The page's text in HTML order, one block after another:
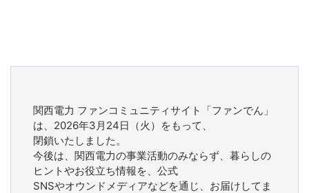
関西電力 ファンコミュニティサイト「ファンでん」
は、2026年3月24日（火）をもって、
閉鎖いたしました。
今後は、関西電力の事業活動のみならず、暮らしの
ヒントやお役立ち情報を、公式
SNSやオウンドメディアなどを通じ、お届けしてま